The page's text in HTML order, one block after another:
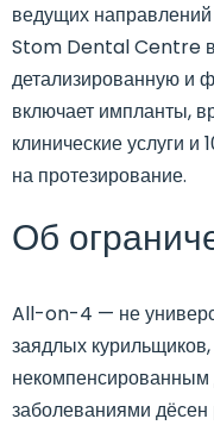
ведущих
Stom Dental Centre
детализированную и
включает импланты,
клинические услуги
на протезирование.
Об
All-on-4 — не
заядлых
заболеваниями